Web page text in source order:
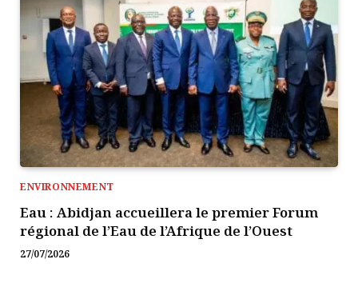
ENVIRONNEMENT
Eau : Abidjan accueillera le premier Forum
régional de l’Eau de l’Afrique de l’Ouest
27/07/2026